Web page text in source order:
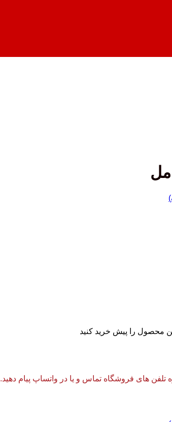
محصول را پیش خرید کنید
های فروشگاه تماس و یا در واتساپ پیام دهید.